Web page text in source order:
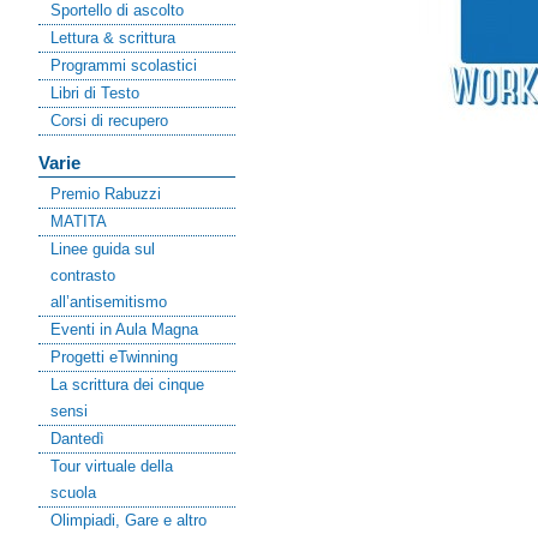
Sportello di ascolto
Lettura & scrittura
Programmi scolastici
Libri di Testo
Corsi di recupero
Varie
Premio Rabuzzi
MATITA
Linee guida sul
contrasto
all’antisemitismo
Eventi in Aula Magna
Progetti eTwinning
La scrittura dei cinque
sensi
Dantedì
Tour virtuale della
scuola
Olimpiadi, Gare e altro